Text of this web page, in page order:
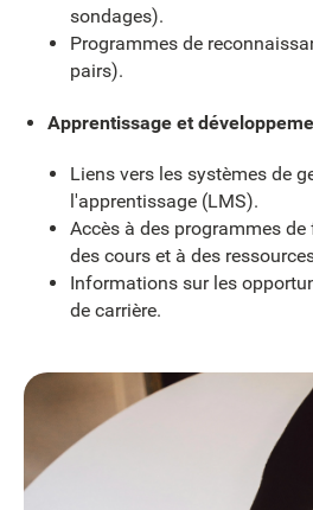
sondages).
Programmes de
pairs).
Apprentissage et
Liens vers les systèmes de
l'apprentissage (LMS).
Accès à des programmes
des cours et à des
Informations sur les
de carrière.